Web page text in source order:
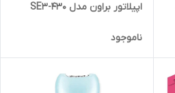
اپیلاتور براون مدل SE3-430
ناموجود